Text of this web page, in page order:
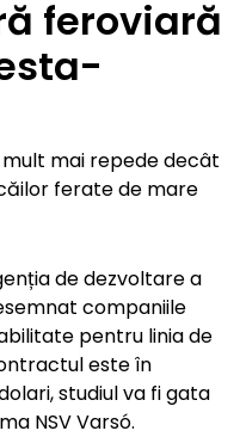
feroviară
mai repede decât
ferate de mare
de dezvoltare a
companiile
pentru linia de
este în
studiul va fi gata
NSV Varsó.